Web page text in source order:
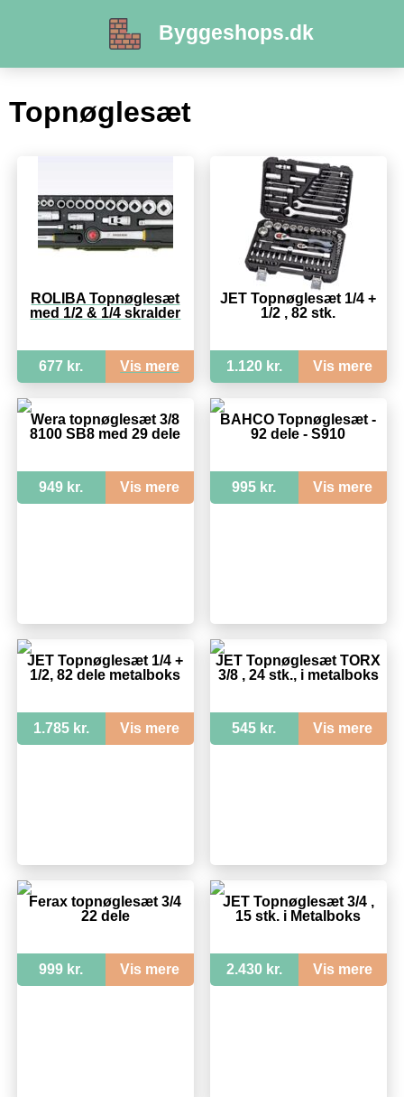
Byggeshops.dk
Topnøglesæt
ROLIBA Topnøglesæt
med 1/2 & 1/4 skralder
677 kr. Vis mere
JET Topnøglesæt 1/4 +
1/2 , 82 stk.
1.120 kr. Vis mere
Wera topnøglesæt 3/8
8100 SB8 med 29 dele
949 kr. Vis mere
BAHCO Topnøglesæt -
92 dele - S910
995 kr. Vis mere
JET Topnøglesæt 1/4 +
1/2, 82 dele metalboks
1.785 kr. Vis mere
JET Topnøglesæt TORX
3/8 , 24 stk., i metalboks
545 kr. Vis mere
Ferax topnøglesæt 3/4
22 dele
999 kr. Vis mere
JET Topnøglesæt 3/4 ,
15 stk. i Metalboks
2.430 kr. Vis mere